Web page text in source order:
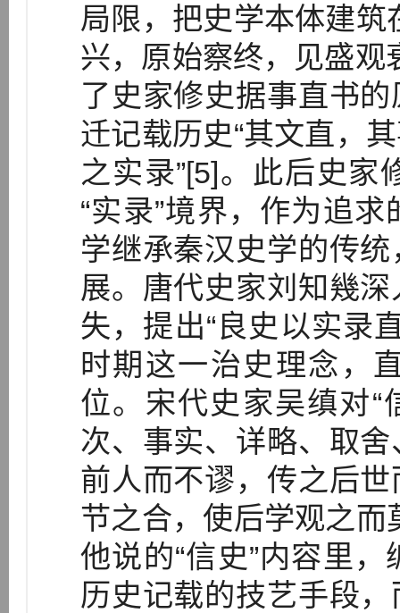
局限，把史学本体建筑
兴，原始察终，见盛观
了史家修史据事直书
迁记载历史“其文直，
之实录”[5]。此后史
“实录”境界，作为追
学继承秦汉史学的传
展。唐代史家刘知幾
失，提出“良史以实录
时期这一治史理念，
位。宋代史家吴缜对“
次、事实、详略、取
前人而不谬，传之后
节之合，使后学观之而
他说的“信史”内容里
历史记载的技艺手段